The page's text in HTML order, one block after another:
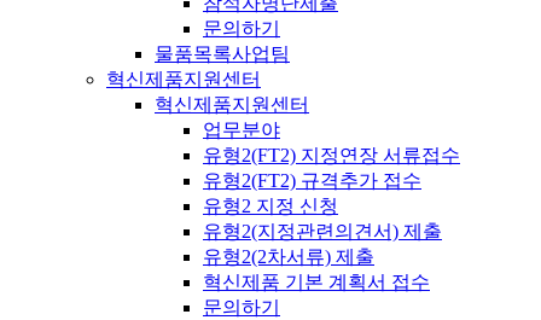
문의하기
물품목록사업팀
혁신제품지원센터
혁신제품지원센터
업무분야
유형2(FT2) 지정연장 서류접수
유형2(FT2) 규격추가 접수
유형2 지정 신청
유형2(지정관련의견서) 제출
유형2(2차서류) 제출
혁신제품 기본 계획서 접수
문의하기